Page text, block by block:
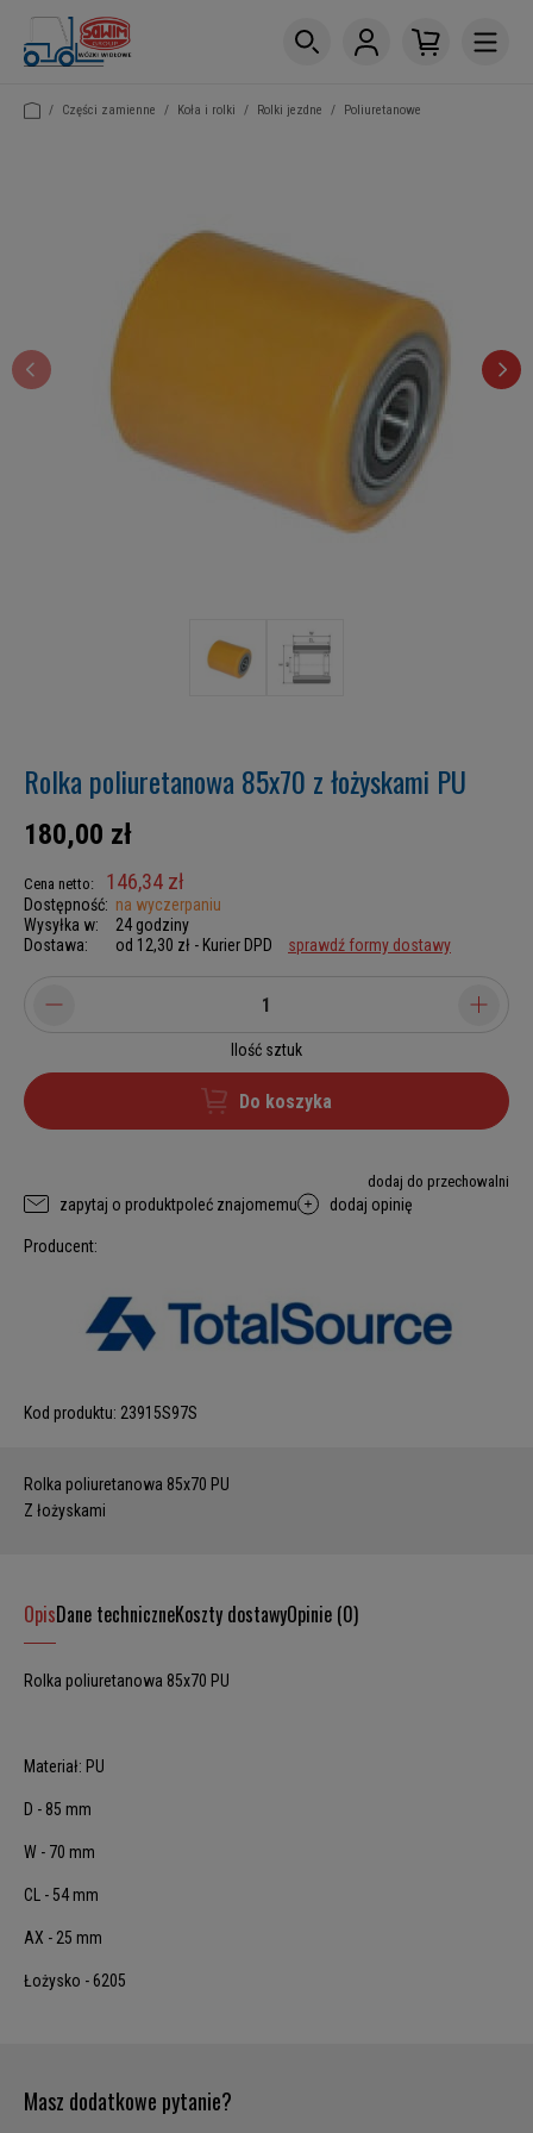
/ Części zamienne / Koła i rolki / Rolki jezdne / Poliuretanowe
Rolka poliuretanowa 85x70 z łożyskami PU
180,00 zł
Cena netto: 146,34 zł
Dostępność: na wyczerpaniu
Wysyłka w:
24 godziny
Dostawa:
od 12,30 zł - Kurier DPD sprawdź formy dostawy
Ilość sztuk
Do koszyka
dodaj do przechowalni
zapytaj o produktpoleć znajomemu dodaj opinię
Producent:
Kod produktu: 23915S97S
Rolka poliuretanowa 85x70 PU
Z łożyskami
OpisDane techniczneKoszty dostawyOpinie (0)
Rolka poliuretanowa 85x70 PU
Materiał: PU
D - 85 mm
W - 70 mm
CL - 54 mm
AX - 25 mm
Łożysko - 6205
Masz dodatkowe pytanie?